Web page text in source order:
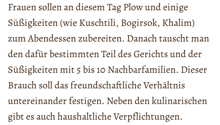
Frauen sollen an diesem Tag Plow und einige
Süßigkeiten (wie Kuschtili, Bogirsok, Khalim)
zum Abendessen zubereiten. Danach tauscht man
den dafür bestimmten Teil des Gerichts und der
Süßigkeiten mit 5 bis 10 Nachbarfamilien. Dieser
Brauch soll das freundschaftliche Verhältnis
untereinander festigen. Neben den kulinarischen
gibt es auch haushaltliche Verpflichtungen.